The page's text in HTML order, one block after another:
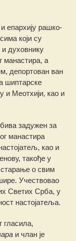
епархију рашко-
који су
духовнику
манастира, а
депортован ван
шиптарске
и Меотхији, као и
задужен за
манастира
као и
такође у
старање о свим
Учествовао
Светих Срба, у
настојатеља.
гласила,
и члан је